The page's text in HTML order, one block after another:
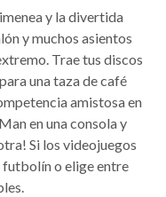
y la divertida
y muchos asientos
Trae tus discos
una taza de café
amistosa en
en una consola y
Si los videojuegos
futbolín o elige entre